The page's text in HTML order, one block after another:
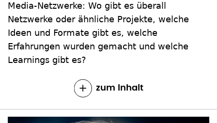
Media-Netzwerke: Wo gibt es überall
Netzwerke oder ähnliche Projekte, welche
Ideen und Formate gibt es, welche
Erfahrungen wurden gemacht und welche
Learnings gibt es?
zum Inhalt